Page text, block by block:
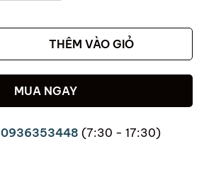
THÊM VÀO GIỎ
MUA NGAY
0936353448 (7:30 - 17:30)